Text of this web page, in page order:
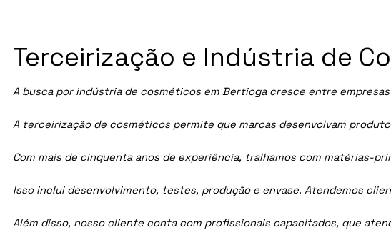
A busca por indústria de cosméticos emBertiogacresce entre empresas
A terceirização de cosméticos permite que marcas desenvolvam
Com mais de cinquenta anos de experiência, tralhamos com matérias-
Isso inclui desenvolvimento, testes, produção e envase. Atendemos
Além disso, nosso cliente conta com profissionais capacitados, que
Terceirização e Indústria de